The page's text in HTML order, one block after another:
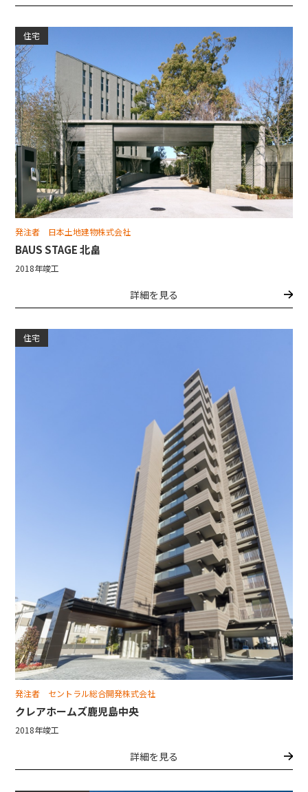
住宅
発注者 日本土地建物株式会社
BAUS STAGE 北畠
2018年竣工
詳細を見る
住宅
発注者 セントラル総合開発株式会社
クレアホームズ鹿児島中央
2018年竣工
詳細を見る